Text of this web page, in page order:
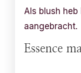
Als blush
aangebracht.
Essence